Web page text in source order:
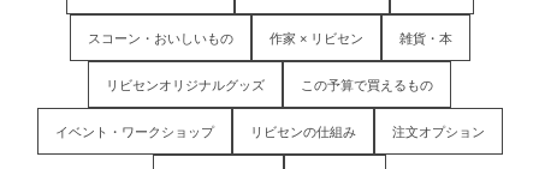
スコーン・おいしいもの 作家 × リビセン 雑貨・本
リビセンオリジナルグッズ この予算で買えるもの
イベント・ワークショップ リビセンの仕組み 注文オプション